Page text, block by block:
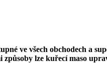
ve všech obchodech a
lze kuřecí maso